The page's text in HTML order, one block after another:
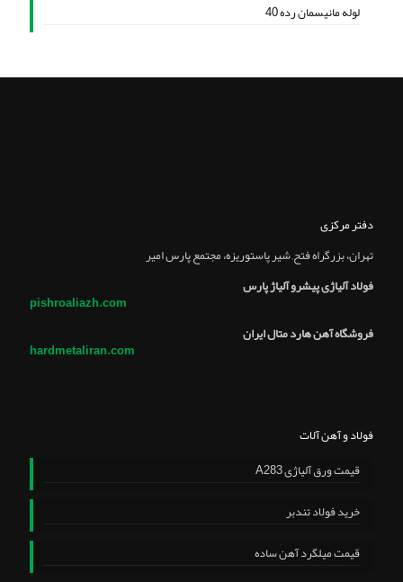
لوله مانیسمان رده 40
دفتر مرکزی
تهران، بزرگراه فتح, شير پاستوريزه، مجتمع پارس امير
فولاد آلیاژی پیشرو آلیاژ پارس
pishroaliazh.com
فروشگاه آهن هارد متال ایران
hardmetaliran.com
فولاد و آهن آلات
قیمت ورق آلیاژی A283
خرید فولاد تندبر
قیمت میلگرد آهن ساده